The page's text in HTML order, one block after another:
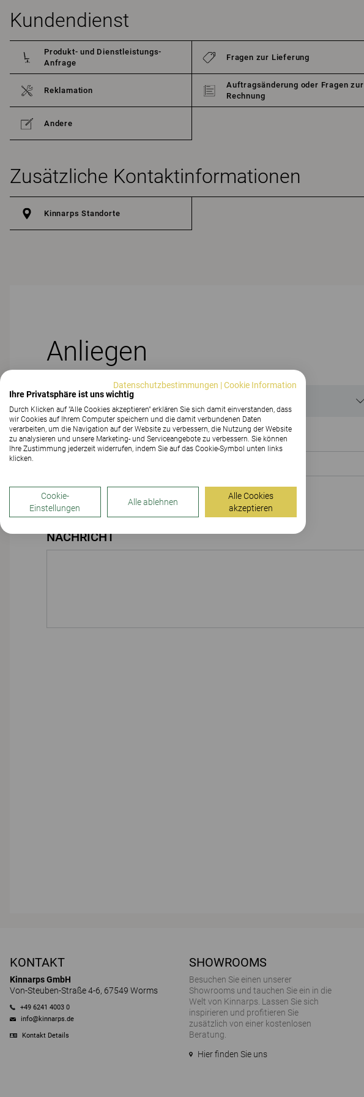
Kundendienst
Produkt- und Dienstleistungs-
Anfrage
Fragen zur Lieferung
Reklamation
Auftragsänderung oder Fragen zur
Rechnung
Andere
Zusätzliche Kontaktinformationen
Kinnarps Standorte
Anliegen
PRODUKT
NACHRICHT
KONTAKT
Kinnarps GmbH
Von-Steuben-Straße 4-6, 67549 Worms
+49 6241 4003 0
info@kinnarps.de
Kontakt Details
SHOWROOMS
Besuchen Sie einen unserer
Showrooms und tauchen Sie ein in die
Welt von Kinnarps. Lassen Sie sich
inspirieren und profitieren Sie
zusätzlich von einer kostenlosen
Beratung.
Hier finden Sie uns
Datenschutzbestimmungen |Cookie Information
Ihre Privatsphäre ist uns wichtig
Durch Klicken auf "Alle Cookies akzeptieren" erklären Sie sich damit einverstanden, dass
wir Cookies auf Ihrem Computer speichern und die damit verbundenen Daten
verarbeiten, um die Navigation auf der Website zu verbessern, die Nutzung der Website
zu analysieren und unsere Marketing- und Serviceangebote zu verbessern. Sie können
Ihre Zustimmung jederzeit widerrufen, indem Sie auf das Cookie-Symbol unten links
klicken.
Cookie-
Einstellungen
Alle ablehnen
Alle Cookies
akzeptieren